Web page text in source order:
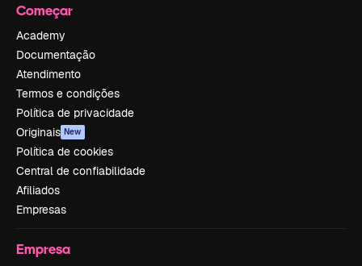
Começar
Academy
Documentação
Atendimento
Termos e condições
Política de privacidade
Originais New
Política de cookies
Central de confiabilidade
Afiliados
Empresas
Empresa